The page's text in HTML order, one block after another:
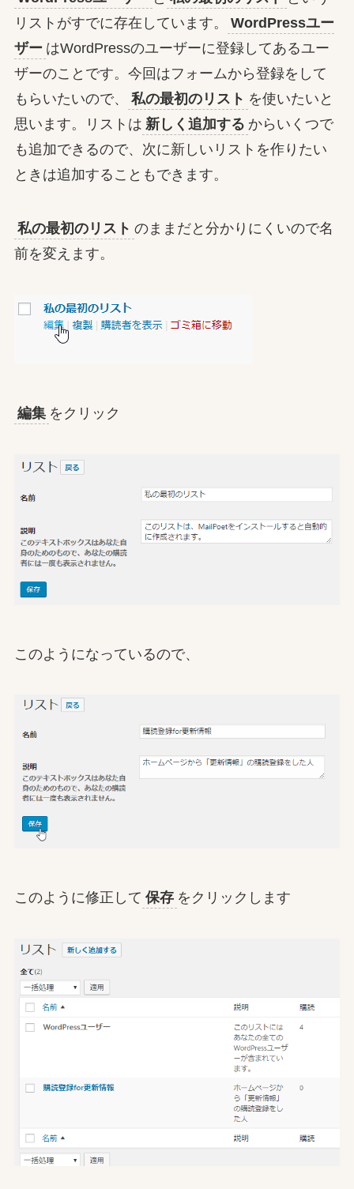
リストがすでに存在しています。
WordPressユー
ザー はWordPressのユーザーに登録してあるユー
ザーのことです。今回はフォームから登録をして
もらいたいので、
私の最初のリスト を使いたいと
思います。リストは 新しく追加する からいくつで
も追加できるので、次に新しいリストを作りたい
ときは追加することもできます。
私の最初のリスト のままだと分かりにくいので名
前を変えます。
編集 をクリック
このようになっているので、
このように修正して 保存 をクリックします